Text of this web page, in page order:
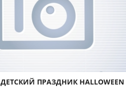
ДЕТСКИЙ ПРАЗДНИК HALLOWEEN